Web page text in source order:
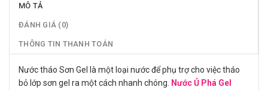
MÔ TẢ
ĐÁNH GIÁ (0)
THÔNG TIN THANH TOÁN
Nước tháo Sơn Gel là một loại nước để phụ trợ cho việc tháo
bỏ lớp sơn gel ra một cách nhanh chóng.
Nước Ủ Phá Gel